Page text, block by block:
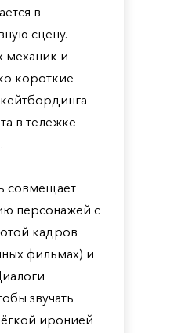
в
сцену.
механик и
короткие
в тележке
совмещает
персонажей с
кадров
фильмах) и
звучать
иронией